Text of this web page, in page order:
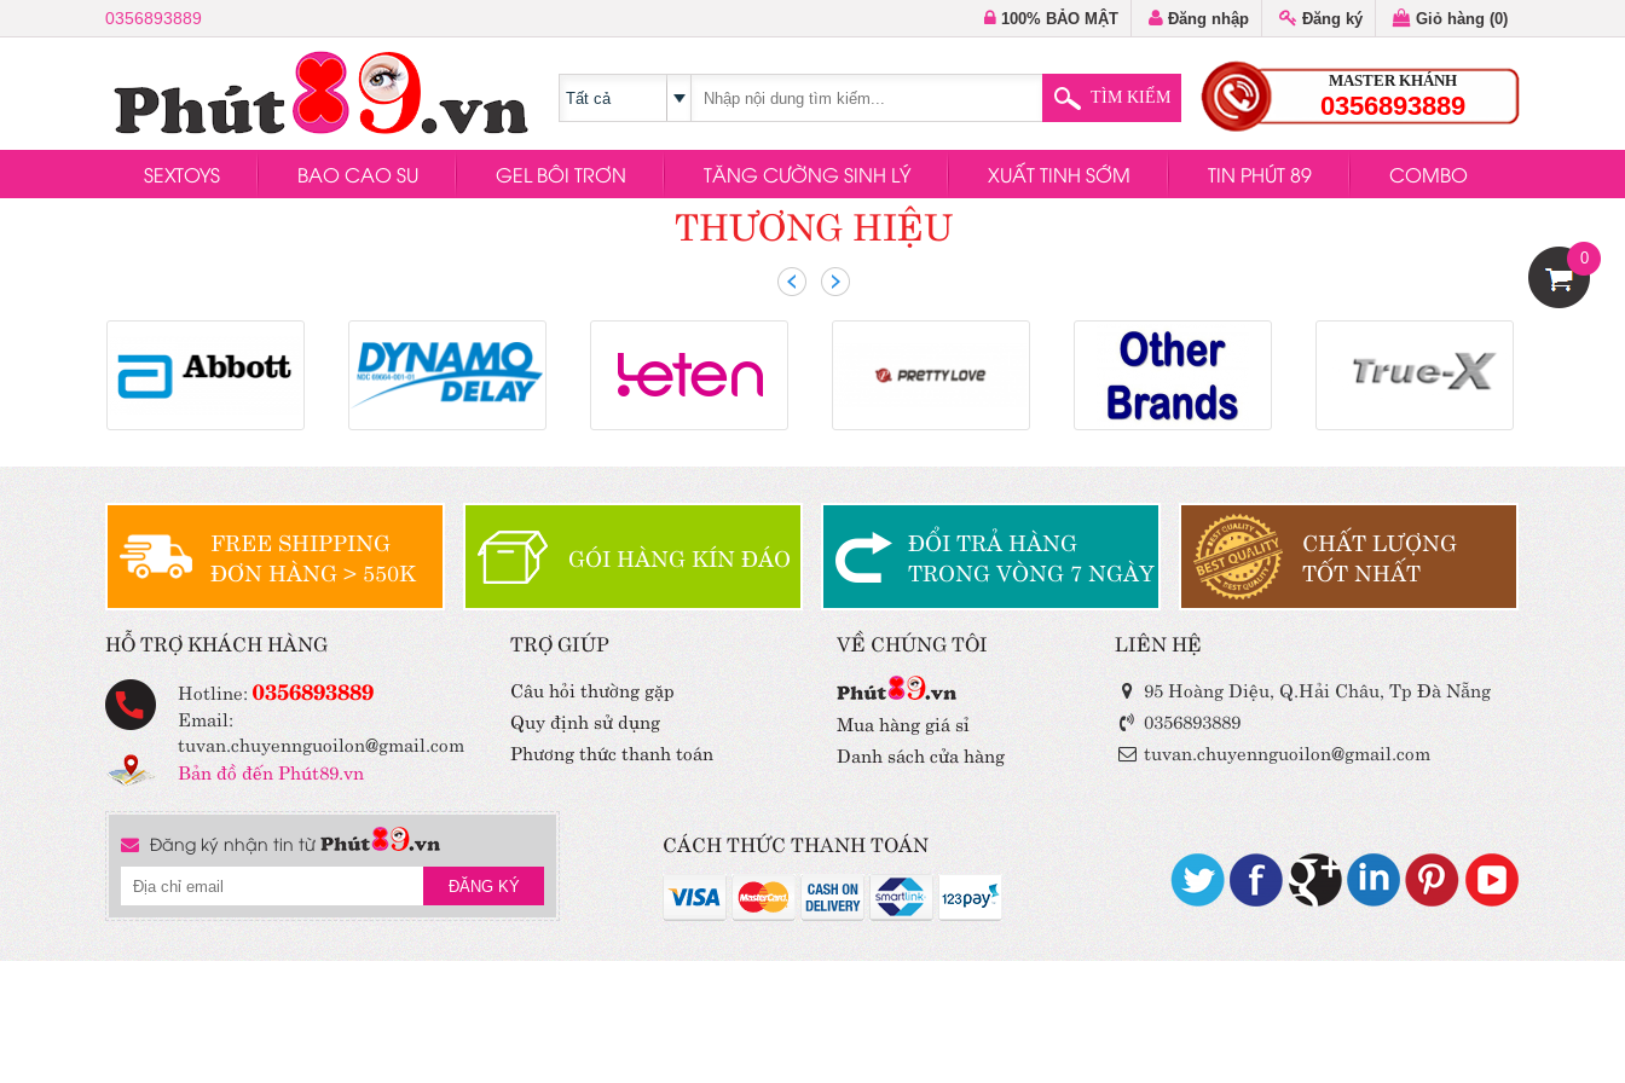
0
0356893889 100% BẢO MẬT Đăng nhập Đăng ký Giỏ hàng (0)
MASTER KHÁNH
0356893889
SEXTOYS BAO CAO SU GEL BÔI TRƠN TĂNG CƯỜNG SINH LÝ XUẤT TINH SỚM TIN PHÚT 89 COMBO
THƯƠNG HIỆU
FREE SHIPPING
ĐƠN HÀNG > 550K
GÓI HÀNG KÍN ĐÁO
ĐỔI TRẢ HÀNG
TRONG VÒNG 7 NGÀY
CHẤT LƯỢNG
TỐT NHẤT
HỖ TRỢ KHÁCH HÀNG
Hotline: 0356893889
Email:
tuvan.chuyennguoilon@gmail.com
Bản đồ đến Phút89.vn
TRỢ GIÚP
Câu hỏi thường gặp
Quy định sử dụng
Phương thức thanh toán
VỀ CHÚNG TÔI
Mua hàng giá sỉ
Danh sách cửa hàng
LIÊN HỆ
95 Hoàng Diệu, Q.Hải Châu, Tp Đà Nẵng
0356893889
tuvan.chuyennguoilon@gmail.com
Đăng ký nhận tin từ CÁCH THỨC THANH TOÁN